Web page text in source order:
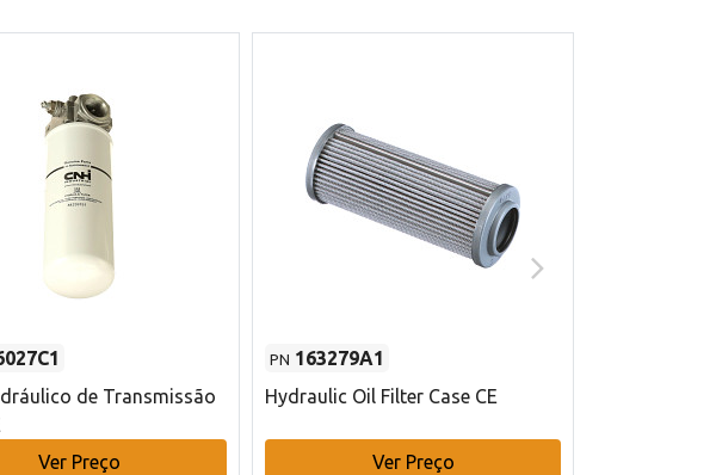
de Transmissão
Ver Preço
PN 163279A1
Hydraulic Oil Filter Case CE
Ver Preço